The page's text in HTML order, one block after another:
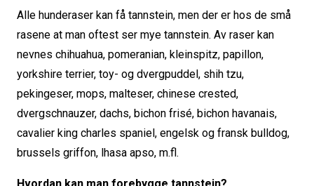
Alle hunderaser kan få tannstein, men der er hos de små
rasene at man oftest ser mye tannstein. Av raser kan
nevnes chihuahua, pomeranian, kleinspitz, papillon,
yorkshire terrier, toy- og dvergpuddel, shih tzu,
pekingeser, mops, malteser, chinese crested,
dvergschnauzer, dachs, bichon frisé, bichon havanais,
cavalier king charles spaniel, engelsk og fransk bulldog,
brussels griffon, lhasa apso, m.fl.